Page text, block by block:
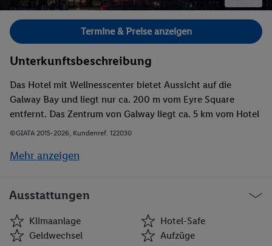
Bild 1 von 73.
Termine & Preise anzeigen
Unterkunftsbeschreibung
Das Hotel mit Wellnesscenter bietet Aussicht auf die
Galway Bay und liegt nur ca. 200 m vom Eyre Square
entfernt. Das Zentrum von Galway liegt ca. 5 km vom Hotel
entfernt, nach ca. 100 m erreichen die Gäste den
es ca. 8 km vom Hotel aus, zum Galway Racecourse sind es
©GIATA 2015-2026, Kundenref. 122030
Mehr anzeigen
Ausstattungen
Klimaanlage
Hotel-Safe
Geldwechsel
Aufzüge